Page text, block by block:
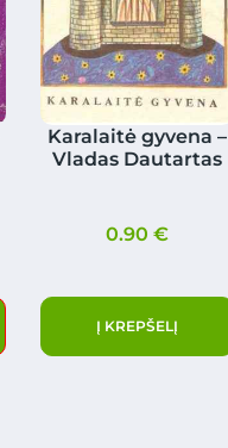
Karalaitė gyvena –
Vladas Dautartas
0.90€
Į KREPŠELĮ